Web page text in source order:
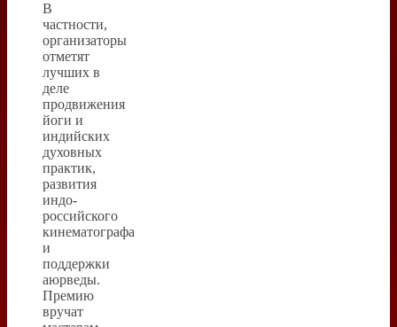
В
частности,
организаторы
отметят
лучших в
деле
продвижения
йоги и
индийских
духовных
практик,
развития
индо-
российского
кинематографа
и
поддержки
аюрведы.
Премию
вручат